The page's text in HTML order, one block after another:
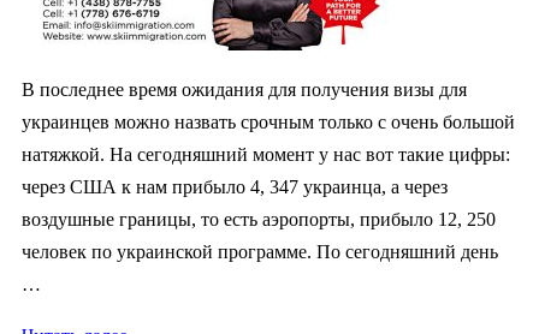
В последнее время ожидания для получения визы для
украинцев можно назвать срочным только с очень большой
натяжкой. На сегодняшний момент у нас вот такие цифры:
через США к нам прибыло 4, 347 украинца, а через
воздушные границы, то есть аэропорты, прибыло 12, 250
человек по украинской программе. По сегодняшний день
…